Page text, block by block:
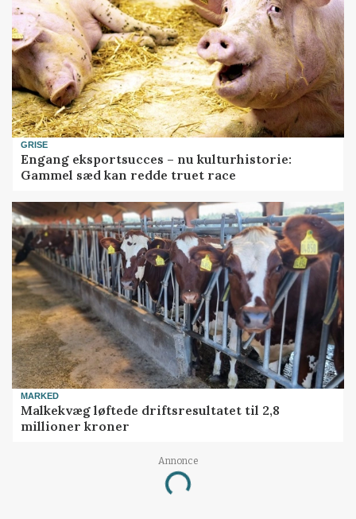
GRISE
Engang eksportsucces – nu kulturhistorie:
Gammel sæd kan redde truet race
MARKED
Malkekvæg løftede driftsresultatet til 2,8
millioner kroner
Annonce
Loading...